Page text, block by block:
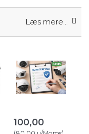
Læs mere...
100,00